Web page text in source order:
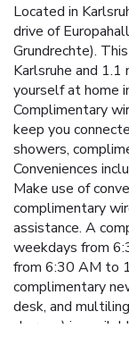
Located in
drive of
Grundrechte).
Karlsruhe and 1.1
yourself at home
Complimentary
keep you
showers,
Conveniences
Make use of
complimentary
assistance. A
weekdays from
from 6:30 AM to
complimentary
desk, and
charges) is